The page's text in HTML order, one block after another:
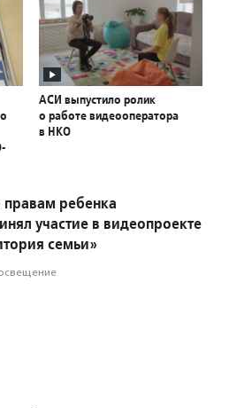
АСИ выпустило ролик
о работе видеооператора
в НКО
ребенка
участие в видеопроекте
семьи»